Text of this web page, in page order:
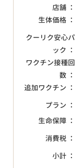
店舗 ：
生体価格 ：
クーリク安心パ
ック ：
ワクチン接種回
数 ：
追加ワクチン ：
プラン ：
生命保障 ：
消費税 ：
小計 ：